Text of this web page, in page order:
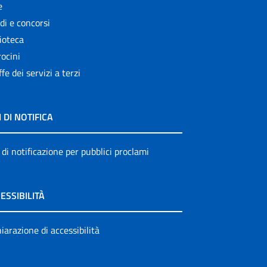
e concorsi
dei servizi a terzi
DI NOTIFICA
notificazione per pubblici proclami
di accessibilità